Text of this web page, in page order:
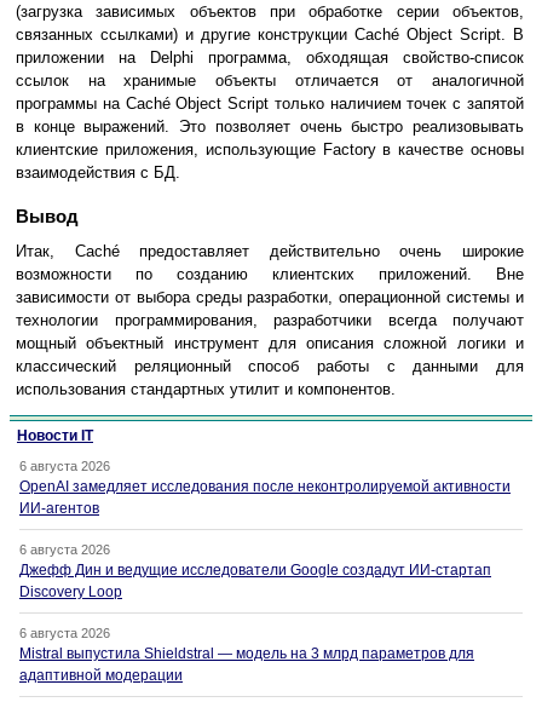
(загрузка зависимых объектов при обработке серии объектов,
связанных ссылками) и другие конструкции Caché Object Script. В
приложении на Delphi программа, обходящая свойство-список
ссылок на хранимые объекты отличается от аналогичной
программы на Caché Object Script только наличием точек с запятой
в конце выражений. Это позволяет очень быстро реализовывать
клиентские приложения, использующие Factory в качестве основы
взаимодействия с БД.
Вывод
Итак, Caché предоставляет действительно очень широкие
возможности по созданию клиентских приложений. Вне
зависимости от выбора среды разработки, операционной системы и
технологии программирования, разработчики всегда получают
мощный объектный инструмент для описания сложной логики и
классический реляционный способ работы с данными для
использования стандартных утилит и компонентов.
Новости IT
6 августа 2026
OpenAI замедляет исследования после неконтролируемой активности
ИИ-агентов
6 августа 2026
Джефф Дин и ведущие исследователи Google создадут ИИ-стартап
Discovery Loop
6 августа 2026
Mistral выпустила Shieldstral — модель на 3 млрд параметров для
адаптивной модерации